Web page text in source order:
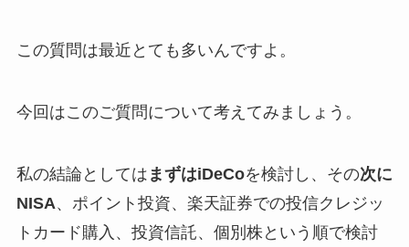
この質問は最近とても多いんですよ。
今回はこのご質問について考えてみましょう。
私の結論としては まずはiDeCoを検討し、その次に
NISA、ポイント投資、楽天証券での投信クレジッ
トカード購入、投資信託、個別株という順で検討